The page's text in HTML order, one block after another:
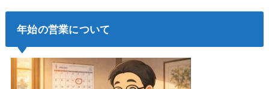
年始の営業について